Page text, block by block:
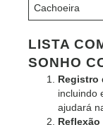
Cachoeira
LISTA
SONHO
Registro
incluindo
ajudará
Reflexão